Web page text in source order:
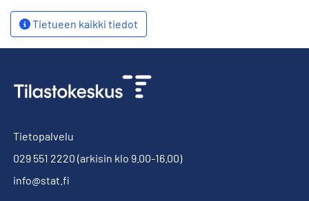
Tietueen kaikki tiedot
Tietopalvelu
029 551 2220 (arkisin klo 9.00-16.00)
info@stat.fi